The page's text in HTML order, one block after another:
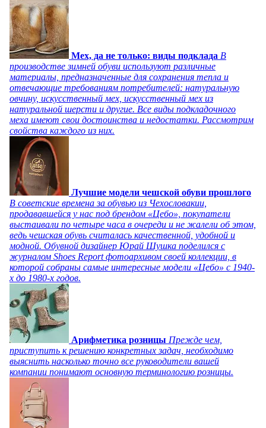
Мех, да не только: виды подклада В
производстве зимней обуви используют различные
материалы, предназначенные для сохранения тепла и
отвечающие требованиям потребителей: натуральную
овчину, искусственный мех, искусственный мех из
натуральной шерсти и другие. Все виды подкладочного
меха имеют свои достоинства и недостатки. Рассмотрим
свойства каждого из них.
Лучшие модели чешской обуви прошлого
В советские времена за обувью из Чехословакии,
продававшейся у нас под брендом «Цебо», покупатели
выстаивали по четыре часа в очереди и не жалели об этом,
ведь чешская обувь считалась качественной, удобной и
модной. Обувной дизайнер Юрай Шушка поделился с
журналом Shoes Report фотоархивом своей коллекции, в
которой собраны самые интересные модели «Цебо» с 1940-
х до 1980-х годов.
Арифметика розницы Прежде чем,
приступить к решению конкретных задач, необходимо
выяснить насколько точно все руководители вашей
компании понимают основную терминологию розницы.